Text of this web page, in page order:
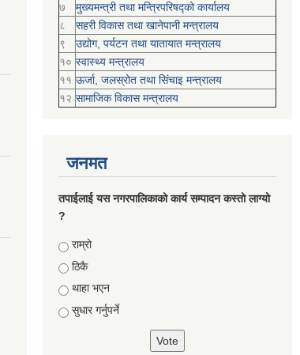
७
मुख्यमन्त्री तथा मन्त्रिपरिषद्को कार्यालय
८
सहरी विकास तथा खानेपानी मन्त्रालय
९
उद्योग, पर्यटन तथा यातायात मन्त्रालय
१० स्वास्थ्य मन्त्रालय
११ ऊर्जा, जलस्रोत तथा सिंचाइ मन्त्रालय
१२ सामाजिक विकास मन्‍‍त्रालय
जनमत
तपाईलाई यस नगरपालिकाको कार्य सम्पादन कस्तो लाग्यो
?
Choices
राम्रो
ठिकै
थाहा भएन
सुधार गर्नुपर्ने